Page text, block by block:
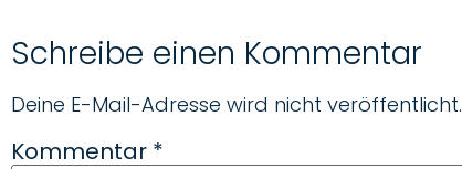
Schreibe einen Kommentar
Deine E-Mail-Adresse wird nicht veröffentlicht.
Kommentar *